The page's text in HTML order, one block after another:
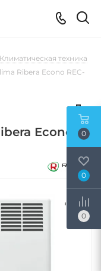
Климатическая техника
Ribera Econo REC-
Econo
0
0
0